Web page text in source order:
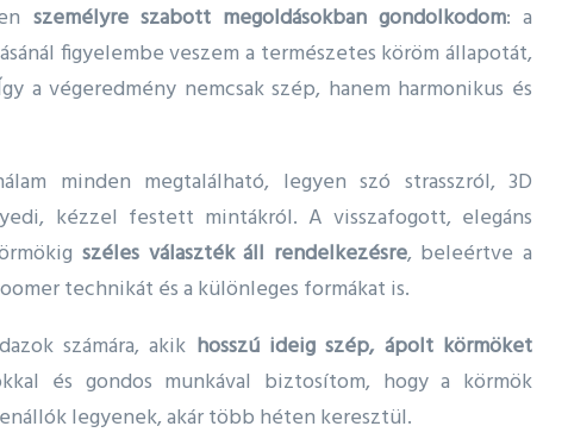
személyre szabott megoldásokban gondolkodom: a
figyelembe veszem a természetes köröm állapotát,
a végeredmény nemcsak szép, hanem harmonikus és
minden megtalálható, legyen szó strasszról, 3D
kézzel festett mintákról. A visszafogott, elegáns
széles választék áll rendelkezésre, beleértve a
technikát és a különleges formákat is.
számára, akik hosszú ideig szép, ápolt körmöket
és gondos munkával biztosítom, hogy a körmök
legyenek, akár több héten keresztül.